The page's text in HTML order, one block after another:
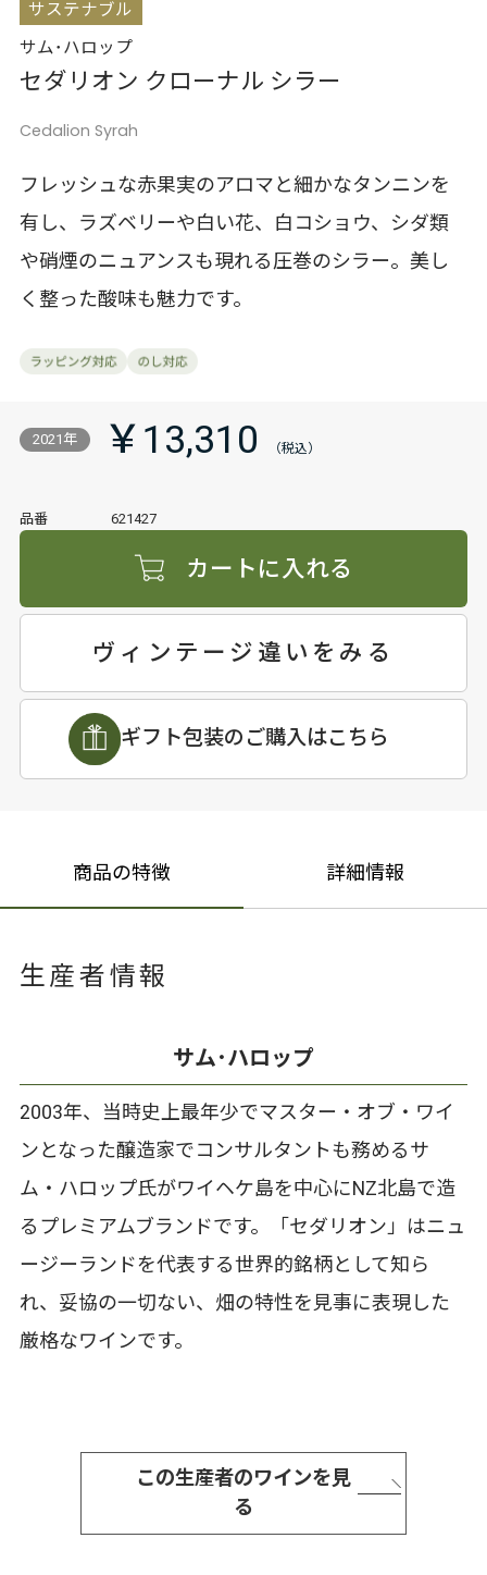
サステナブル
サム･ハロップ
セダリオン クローナル シラー
Cedalion Syrah
フレッシュな赤果実のアロマと細かなタンニンを
有し、ラズベリーや白い花、白コショウ、シダ類
や硝煙のニュアンスも現れる圧巻のシラー。美し
く整った酸味も魅力です。
2021年 ￥13,310
品番 621427
カートに入れる
ヴィンテージ違いをみる
ギフト包装のご購入はこちら
商品の特徴 詳細情報
生産者情報
サム･ハロップ
2003年、当時史上最年少でマスター・オブ・ワイ
ンとなった醸造家でコンサルタントも務めるサ
ム・ハロップ氏がワイヘケ島を中心にNZ北島で造
るプレミアムブランドです。「セダリオン」はニュ
ージーランドを代表する世界的銘柄として知ら
れ、妥協の一切ない、畑の特性を見事に表現した
厳格なワインです。
この生産者のワインを見
る